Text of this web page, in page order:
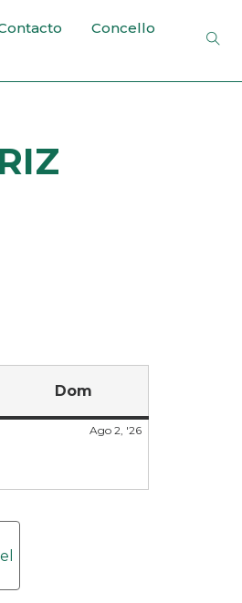
Concello
Dom
Ago 2, '26